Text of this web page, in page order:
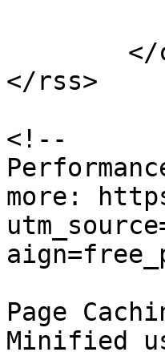
</rss>
<!--
more:
Page
Minified